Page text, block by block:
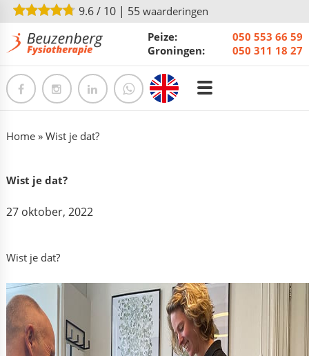
9.6/ 10 | 55 waarderingen
Peize:
050 553 66 59
Groningen:
050 311 18 27
Home» Wist je dat?
Wist je dat?
27 oktober, 2022
Wist je dat?